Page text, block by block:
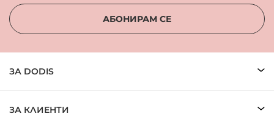
АБОНИРАМ СЕ
ЗА DODIS
ЗА КЛИЕНТИ